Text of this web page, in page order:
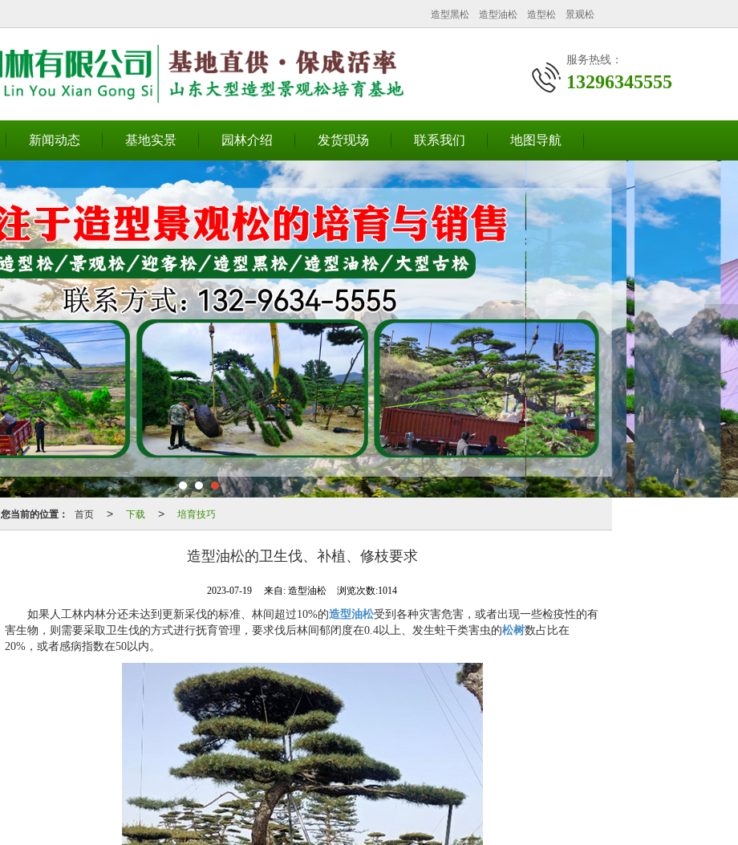
造型黑松 造型油松 造型松 景观松
服务热线：
13296345555
新闻动态 基地实景 园林介绍 发货现场 联系我们 地图导航
您当前的位置： 首页 > 下载 > 培育技巧
造型油松的卫生伐、补植、修枝要求
2023-07-19 来自:造型油松 浏览次数:1014
如果人工林内林分还未达到更新采伐的标准、林间超过10%的造型油松受到各种灾害危害，或者出现一些检疫性的有
害生物，则需要采取卫生伐的方式进行抚育管理，要求伐后林间郁闭度在0.4以上、发生蛀干类害虫的松树数占比在
20%，或者感病指数在50以内。